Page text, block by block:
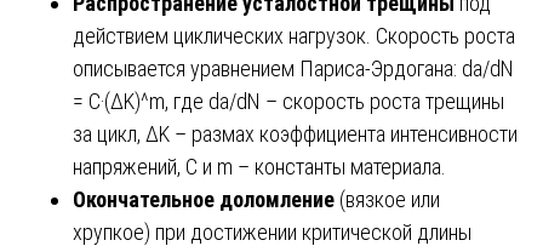
действием циклических нагрузок. Скорость роста
описывается уравнением Париса-Эрдогана: da/dN
= C·(ΔK)^m, где da/dN – скорость роста трещины
за цикл, ΔK – размах коэффициента интенсивности
напряжений, C и m – константы материала.
Окончательное доломление (вязкое или
хрупкое) при достижении критической длины